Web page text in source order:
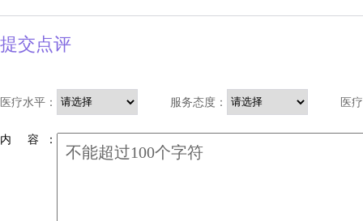
提交点评
医疗水平： 服务态度： 医
内 容 ：